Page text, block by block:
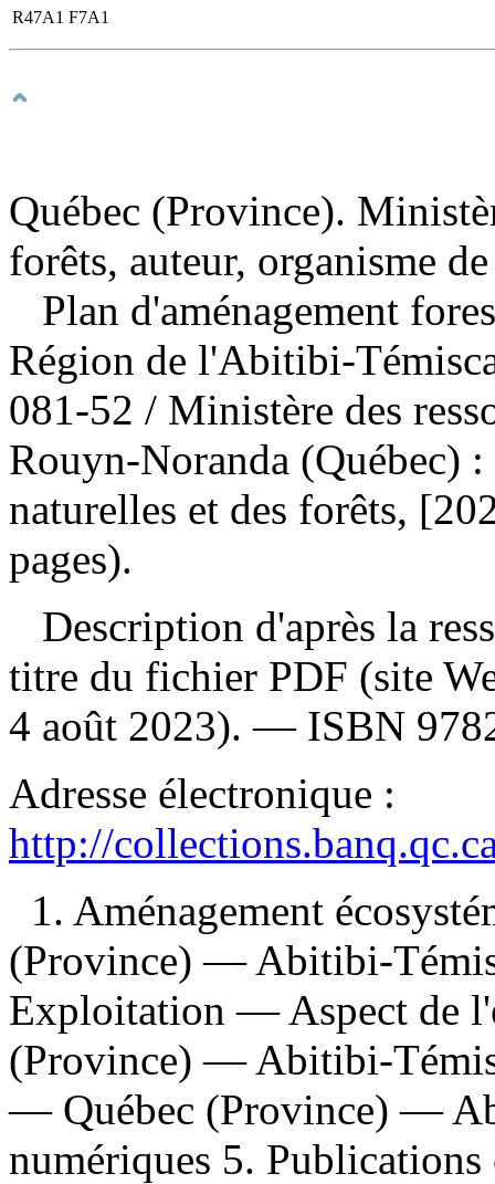
R47A1 F7A1
Québec (Province).
forêts, auteur, organisme
Plan d'aménagement
Région de l'Abitibi-
081-52 / Ministère des
Rouyn-Noranda (Québec)
naturelles et des forêts,
pages).
Description d'après la
titre du fichier PDF (site
4 août 2023). — ISBN
Adresse électronique :
http://
1. Aménagement
(Province) — Abitibi-
Exploitation — Aspect de
(Province) — Abitibi-
— Québec (Province) —
numériques 5.